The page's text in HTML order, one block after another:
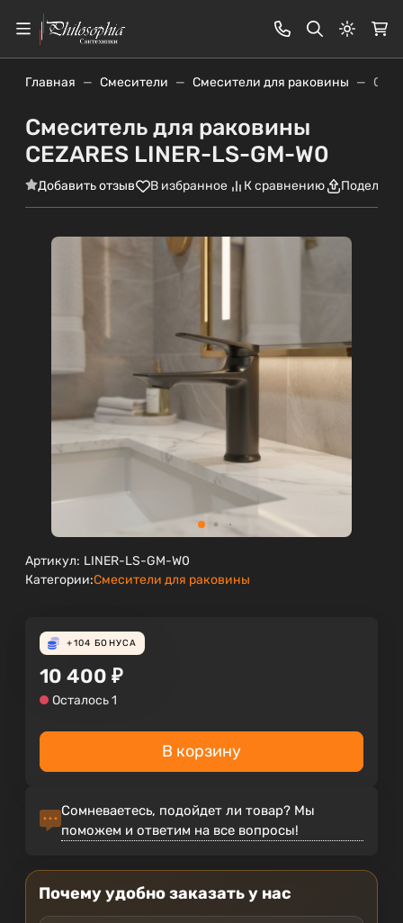
Главная Смесители Смесители для раковины
Смеситель для раковины
CEZARES LINER-LS-GM-W0
Добавить отзыв В избранное К сравнению
Артикул: LINER-LS-GM-W0
Категории:Смесители для раковины
+104 БОНУСА
10 400 ₽
Осталось 1
В корзину
Сомневаетесь, подойдет ли товар? Мы
поможем и ответим на все вопросы!
Почему удобно заказать у нас